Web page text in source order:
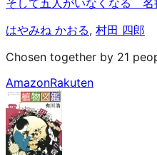
そして五人がいなくなる 名
はやみね かおる, 村田 四郎
Chosen together by 21
AmazonRakuten